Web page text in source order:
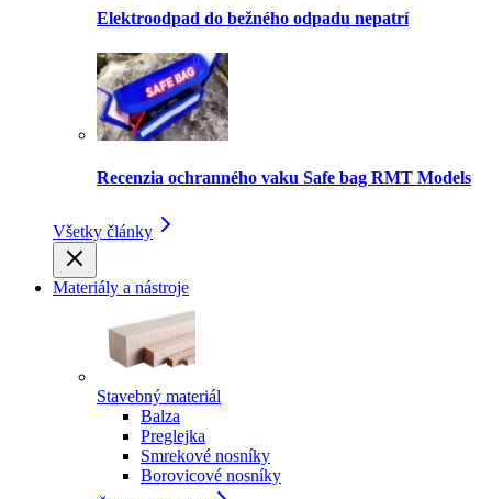
Elektroodpad do bežného odpadu nepatrí
Recenzia ochranného vaku Safe bag RMT Models
Všetky články
Materiály a nástroje
Stavebný materiál
Balza
Preglejka
Smrekové nosníky
Borovicové nosníky